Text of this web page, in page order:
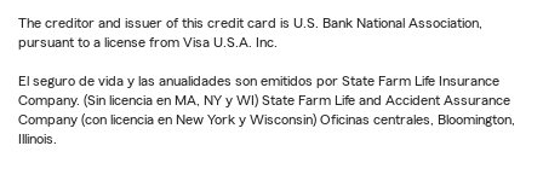
The creditor and issuer of this credit card is U.S. Bank National Association,
pursuant to a license from Visa U.S.A. Inc.
El seguro de vida y las anualidades son emitidos por State Farm Life Insurance
Company. (Sin licencia en MA, NY y WI) State Farm Life and Accident Assurance
Company (con licencia en New York y Wisconsin) Oficinas centrales, Bloomington,
Illinois.